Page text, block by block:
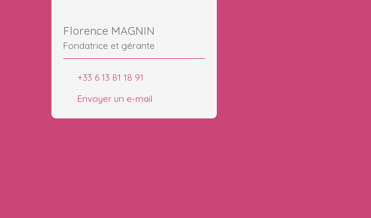
Florence MAGNIN
Fondatrice et gérante
+33 6 13 81 18 91
Envoyer un e-mail